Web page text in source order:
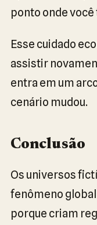
ponto onde
Esse cuidado
assistir
entra em um
cenário mudou.
Conclusão
Os universos
fenômeno
porque criam